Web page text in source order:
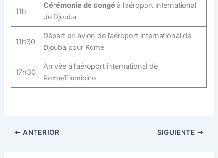
11h
Cérémonie de congé à l’aéroport international
de Djouba
11h30
Départ en avion de l’aéroport international de
Djouba pour Rome
17h30
Arrivée à l’aéroport international de
Rome/Fiumicino
ANTERIOR SIGUIENTE